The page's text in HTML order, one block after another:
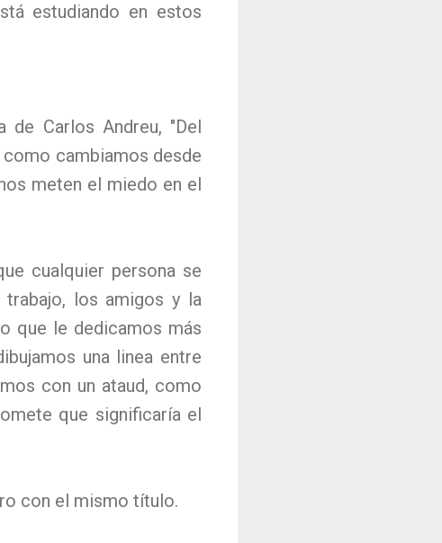
estudiando en estos
de Carlos Andreu, "Del
cambiamos desde
meten el miedo en el
cualquier persona se
trabajo, los amigos y la
que le dedicamos más
una linea entre
con un ataud, como
que significaría el
con el mismo título.